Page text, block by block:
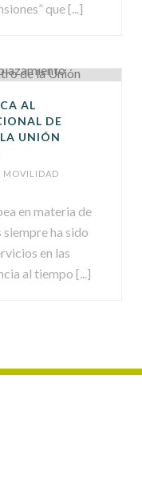
que [...]
AL
DE
UNIÓN
MOVILIDAD
en materia de
ha sido
en las
al tiempo [...]